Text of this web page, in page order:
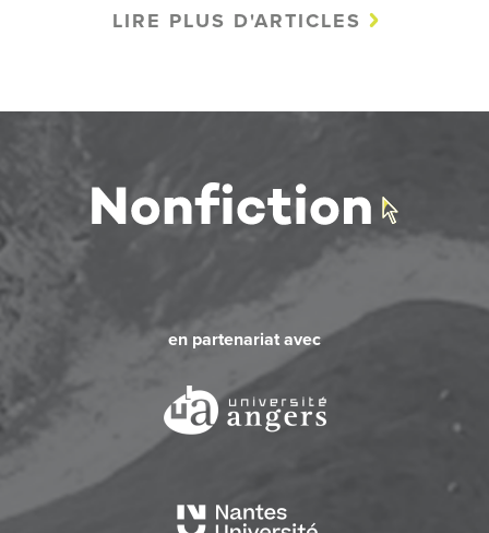
LIRE PLUS D'ARTICLES
en partenariat avec